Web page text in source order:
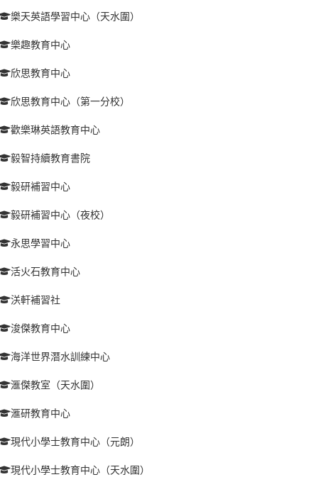
樂天英語學習中心（天水圍）
樂趣教育中心
欣思教育中心
欣思教育中心（第一分校）
歡樂琳英語教育中心
毅智持續教育書院
毅研補習中心
毅研補習中心（夜校）
永思學習中心
活火石教育中心
浂軒補習社
浚傑教育中心
海洋世界潛水訓練中心
滙傑教室（天水圍）
滙研教育中心
現代小學士教育中心（元朗）
現代小學士教育中心（天水圍）